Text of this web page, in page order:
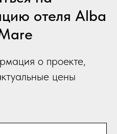
отеля Alba
о проекте,
цены